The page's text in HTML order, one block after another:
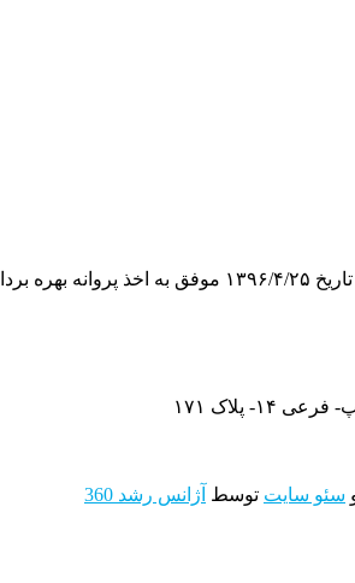
۱۷۱
سئو سایت توسط آژانس رشد 360